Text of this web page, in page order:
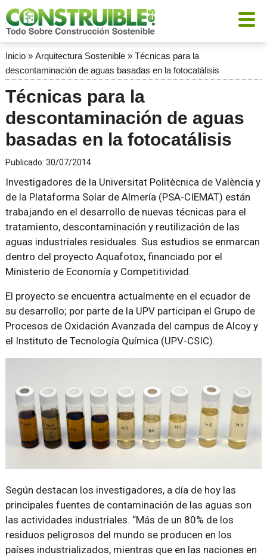
Inicio» Arquitectura Sostenible» Técnicas para la
descontaminación de aguas basadas en la fotocatálisis
Técnicas para la
descontaminación de aguas
basadas en la fotocatálisis
Publicado: 30/07/2014
Investigadores de la Universitat Politècnica de València y
de la Plataforma Solar de Almería (PSA-CIEMAT) están
trabajando en el desarrollo de nuevas técnicas para el
tratamiento, descontaminación y reutilización de las
aguas industriales residuales. Sus estudios se enmarcan
dentro del proyecto Aquafotox, financiado por el
Ministerio de Economía y Competitividad.
El proyecto se encuentra actualmente en el ecuador de
su desarrollo; por parte de la UPV participan el Grupo de
Procesos de Oxidación Avanzada del campus de Alcoy y
el Instituto de Tecnología Química (UPV-CSIC).
Según destacan los investigadores, a día de hoy las
principales fuentes de contaminación de las aguas son
las actividades industriales. Más de un 80% de los
residuos peligrosos del mundo se producen en los
países industrializados, mientras que en las naciones en